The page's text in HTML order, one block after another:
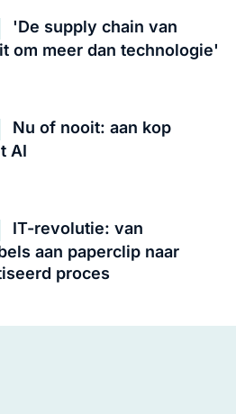
'De supply chain van
om meer dan technologie'
Nu of nooit: aan kop
AI
IT-revolutie: van
aan paperclip naar
proces